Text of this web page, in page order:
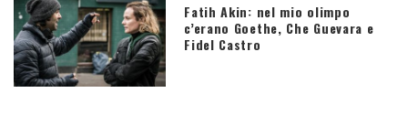
Fatih Akin: nel mio olimpo
c’erano Goethe, Che Guevara e
Fidel Castro